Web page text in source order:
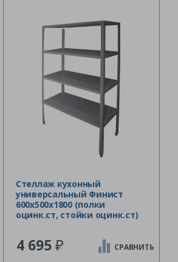
Стеллаж кухонный
универсальный Финист
600х500х1800 (полки
оцинк.ст, стойки оцинк.ст)
4 695₽ СРАВНИТЬ